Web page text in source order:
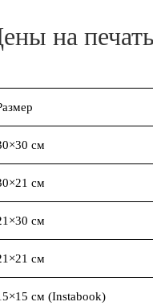
на
см
см
см
см
см (Instabook)